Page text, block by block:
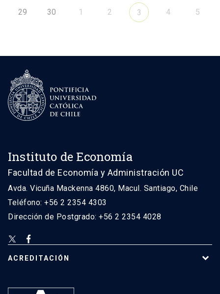
29 30 1 2 3 4 5
Instituto de Economía
Facultad de Economía y Administración UC
Avda. Vicuña Mackenna 4860, Macul. Santiago, Chile
Teléfono: +56 2 2354 4303
Dirección de Postgrado: +56 2 2354 4028
ACREDITACIÓN